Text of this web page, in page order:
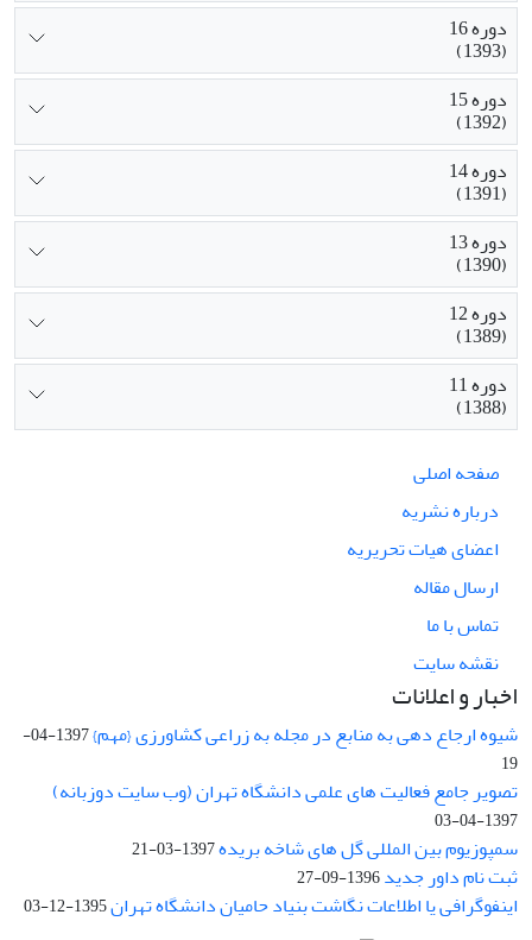
دوره 16
(1393)
دوره 15
(1392)
دوره 14
(1391)
دوره 13
(1390)
دوره 12
(1389)
دوره 11
(1388)
صفحه اصلی
درباره نشریه
اعضای هیات تحریریه
ارسال مقاله
تماس با ما
نقشه سایت
اخبار و اعلانات
شیوه ارجاع دهی به منابع در مجله به زراعی کشاورزی {مهم}
1397-04-
19
تصویر جامع فعالیت های علمی دانشگاه تهران (وب سایت دوزبانه)
1397-04-03
سمپوزیوم بین المللی گل های شاخه بریده1397-03-21
ثبت نام داور جدید1396-09-27
اینفوگرافی یا اطلاعات نگاشت بنیاد حامیان دانشگاه تهران1395-12-03